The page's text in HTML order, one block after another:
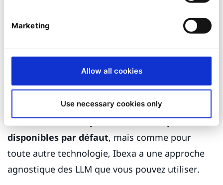
Marketing
Allow all cookies
Use necessary cookies only
générative a certainement fait parler d'elle ces
en puissance des outils d'OpenAI et d'autres
LLM tels que Claude d'Anthropic, Gemini de
Dans Ibexa AI Catalyst,les outils d'OpenAI sont
disponibles par défaut, mais comme pour
toute autre technologie, Ibexa a une approche
agnostique des LLM que vous pouvez utiliser.